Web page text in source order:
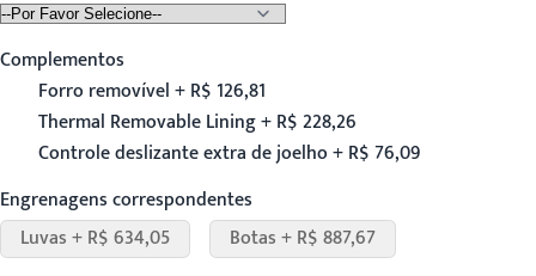
Complementos
Forro removível + R$ 126,81
Thermal Removable Lining + R$ 228,26
Controle deslizante extra de joelho + R$ 76,09
Engrenagens correspondentes
Luvas + R$ 634,05
Botas + R$ 887,67